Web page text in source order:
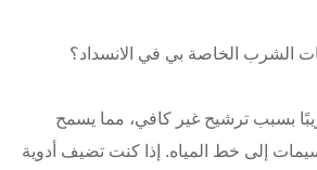
بسبب ترشيح غير كافي، مما يسمح
إلى خط المياه. إذا كنت تضيف أدوية